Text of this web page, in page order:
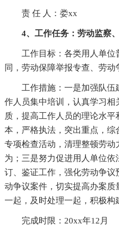
责 任 人：娄xx
4、工作任务：劳动监察
工作目标：各类用人单位
同，劳动保障举报专查、劳动
工作措施：一是加强队伍
作人员集中培训，认真学习
质，提高工作人员的理论水
本，严格执法，突出重点，
专项检查活动，清理整顿劳
为；三是努力促进用人单位
订、鉴证工作，强化劳动争
动争议案件，切实提高办案
一起，及时处理一起，积极构
完成时限：20xx年12月